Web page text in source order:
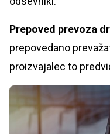
Prepoved prevoza
prepovedano
proizvajalec to